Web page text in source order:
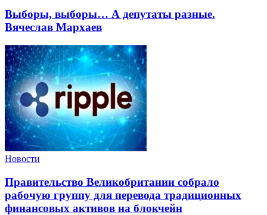
Выборы, выборы… А депутаты разные.
Вячеслав Мархаев
Новости
Правительство Великобритании собрало
рабочую группу для перевода традиционных
финансовых активов на блокчейн